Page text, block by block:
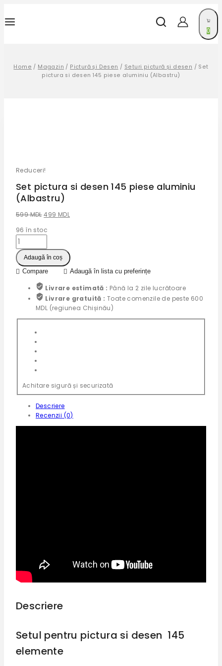
0
Home / Magazin / Pictură și Desen / Seturi pictură și desen / Set
pictura si desen 145 piese aluminiu (Albastru)
Reduceri!
Set pictura si desen 145 piese aluminiu
(Albastru)
599MDL 499 MDL
96 în stoc
Adaugă în coș
Compare Adaugă în lista cu preferințe
Livrare estimată : Până la 2 zile lucrătoare
Livrare gratuită :Toate comenzile de peste 600
MDL (regiunea Chișinău)
Achitare sigură și securizată
Descriere
Recenzii (0)
Descriere
Setul pentru pictura si desen 145
elemente